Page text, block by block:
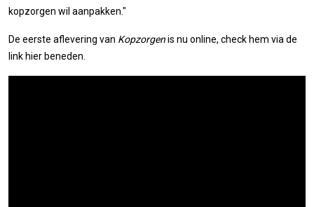
kopzorgen wil aanpakken."
De eerste aflevering van Kopzorgenis nu online, check hem via de
link hier beneden.